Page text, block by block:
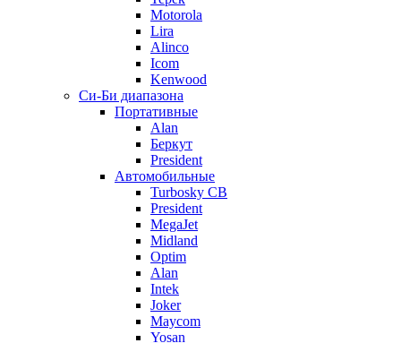
Motorola
Lira
Alinco
Icom
Kenwood
Си-Би диапазона
Портативные
Alan
Беркут
President
Автомобильные
Turbosky CB
President
MegaJet
Midland
Optim
Alan
Intek
Joker
Maycom
Yosan